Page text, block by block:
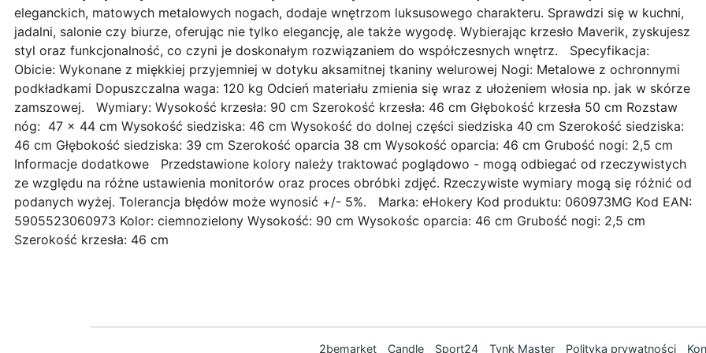
eleganckich, matowych metalowych nogach, dodaje wnętrzom luksusowego charakteru. Sprawdzi się w kuchni,
jadalni, salonie czy biurze, oferując nie tylko elegancję, ale także wygodę. Wybierając krzesło Maverik, zyskujesz
styl oraz funkcjonalność, co czyni je doskonałym rozwiązaniem do współczesnych wnętrz. Specyfikacja:
Obicie: Wykonane z miękkiej przyjemniej w dotyku aksamitnej tkaniny welurowej Nogi: Metalowe z ochronnymi
podkładkami Dopuszczalna waga: 120 kg Odcień materiału zmienia się wraz z ułożeniem włosia np. jak w skórze
zamszowej. Wymiary: Wysokość krzesła: 90 cm Szerokość krzesła: 46 cm Głębokość krzesła 50 cm Rozstaw
nóg: 47 x 44 cm Wysokość siedziska: 46 cm Wysokość do dolnej części siedziska 40 cm Szerokość siedziska:
46 cm Głębokość siedziska: 39 cm Szerokość oparcia 38 cm Wysokość oparcia: 46 cm Grubość nogi: 2,5 cm
Informacje dodatkowe Przedstawione kolory należy traktować poglądowo - mogą odbiegać od rzeczywistych
ze względu na różne ustawienia monitorów oraz proces obróbki zdjęć. Rzeczywiste wymiary mogą się różnić od
podanych wyżej. Tolerancja błędów może wynosić +/- 5%. Marka: eHokery Kod produktu: 060973MG Kod EAN:
5905523060973 Kolor: ciemnozielony Wysokość: 90 cm Wysokośc oparcia: 46 cm Grubość nogi: 2,5 cm
Szerokość krzesła: 46 cm
2bemarket Candle Sport24 Tynk Master Polityka prywatności